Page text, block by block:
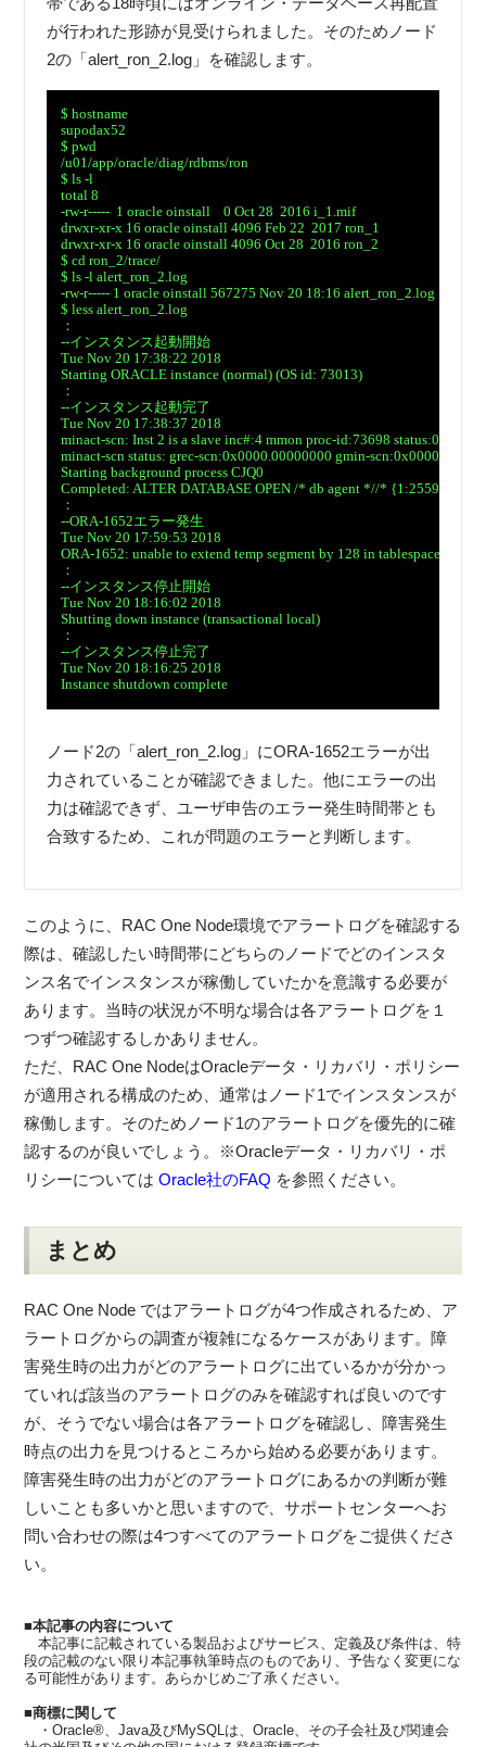
が行われた形跡が見受けられました。そのためノード
2の「alert_ron_2.log」を確認します。
$ hostname
supodax52
$ pwd
/u01/app/oracle/diag/rdbms/ron
$ ls -l
total 8
-rw-r-----  1 oracle oinstall    0 Oct 28  2016 i_1.mif
drwxr-xr-x 16 oracle oinstall 4096 Feb 22  2017 ron_1
drwxr-xr-x 16 oracle oinstall 4096 Oct 28  2016 ron_2
$ cd ron_2/trace/
$ ls -l alert_ron_2.log
-rw-r----- 1 oracle oinstall 567275 Nov 20 18:16 alert_ron_2.log
$ less alert_ron_2.log
：
--インスタンス起動開始
Tue Nov 20 17:38:22 2018
Starting ORACLE instance (normal) (OS id: 73013)
：
--インスタンス起動完了
Tue Nov 20 17:38:37 2018
minact-scn: Inst 2 is a slave inc#:4 mmon proc-id:73698 status:0x2
minact-scn status: grec-scn:0x0000.00000000 gmin-
Starting background process CJQ0
Completed: ALTER DATABASE OPEN /* db agent *//*
：
--ORA-1652エラー発生
Tue Nov 20 17:59:53 2018
ORA-1652: unable to extend temp segment by 128 in tablespace
：
--インスタンス停止開始
Tue Nov 20 18:16:02 2018
Shutting down instance (transactional local)
：
--インスタンス停止完了
Tue Nov 20 18:16:25 2018
Instance shutdown complete
ノード2の「alert_ron_2.log」にORA-1652エラーが出
力されていることが確認できました。他にエラーの出
力は確認できず、ユーザ申告のエラー発生時間帯とも
合致するため、これが問題のエラーと判断します。
このように、RAC One Node環境でアラートログを確認する
際は、確認したい時間帯にどちらのノードでどのインスタ
ンス名でインスタンスが稼働していたかを意識する必要が
あります。当時の状況が不明な場合は各アラートログを１
つずつ確認するしかありません。
ただ、RAC One NodeはOracleデータ・リカバリ・ポリシー
が適用される構成のため、通常はノード1でインスタンスが
稼働します。そのためノード1のアラートログを優先的に確
認するのが良いでしょう。※Oracleデータ・リカバリ・ポ
リシーについては Oracle社のFAQ を参照ください。
まとめ
RAC One Node ではアラートログが4つ作成されるため、ア
ラートログからの調査が複雑になるケースがあります。障
害発生時の出力がどのアラートログに出ているかが分かっ
ていれば該当のアラートログのみを確認すれば良いのです
が、そうでない場合は各アラートログを確認し、障害発生
時点の出力を見つけるところから始める必要があります。
障害発生時の出力がどのアラートログにあるかの判断が難
しいことも多いかと思いますので、サポートセンターへお
問い合わせの際は4つすべてのアラートログをご提供くださ
い。
■本記事の内容について
本記事に記載されている製品およびサービス、定義及び条件は、特
段の記載のない限り本記事執筆時点のものであり、予告なく変更にな
る可能性があります。あらかじめご了承ください。
■商標に関して
・Oracle®、Java及びMySQLは、Oracle、その子会社及び関連会